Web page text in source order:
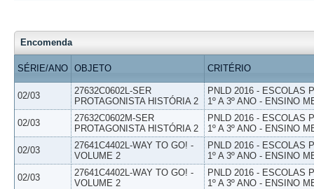
Encomenda
SÉRIE/ANO OBJETO CRITÉRIO
02/03
27632C0602L-SER
PROTAGONISTA HISTÓRIA 2
PNLD 2016 - ESCOLAS
1º A 3º ANO - ENSINO
02/03
27632C0602M-SER
PROTAGONISTA HISTÓRIA 2
PNLD 2016 - ESCOLAS
1º A 3º ANO - ENSINO
02/03
27641C4402L-WAY TO GO! -
VOLUME 2
PNLD 2016 - ESCOLAS
1º A 3º ANO - ENSINO
02/03
27641C4402L-WAY TO GO! -
VOLUME 2
PNLD 2016 - ESCOLAS
1º A 3º ANO - ENSINO